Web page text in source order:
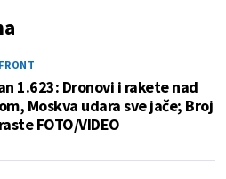
1.623: Dronovi i rakete nad
Moskva udara sve jače; Broj
FOTO/VIDEO